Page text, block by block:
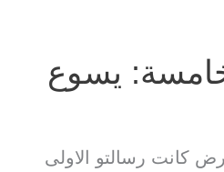
يسوع
كانت رسالتو الاولى